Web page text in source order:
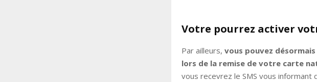
Votre pourrez activer
Par ailleurs, vous pouvez
lors de la remise de votre carte
vous recevrez le SMS vous